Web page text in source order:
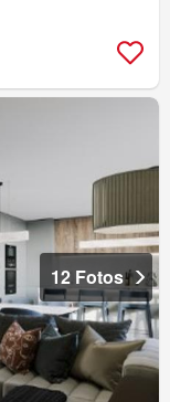
12 Fotos